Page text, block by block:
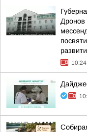
Дронов
10:24